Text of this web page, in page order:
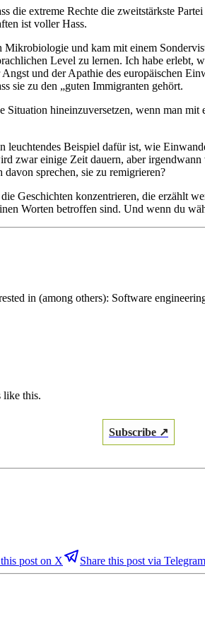
die extreme Rechte die zweitstärkste
ist voller Hass.
und kam mit einem
Level zu lernen. Ich habe
und der Apathie des europäischen
sie zu den „guten Immigranten gehört.
hineinzuversetzen, wenn man
Beispiel dafür ist, wie
zwar einige Zeit dauern, aber
sprechen, sie zu remigrieren?
Geschichten konzentrieren, die erzählt
Worten betroffen sind. Und wenn du
in (among others): Software
like this.
Subscribe ↗
post on X Share this post via Telegram